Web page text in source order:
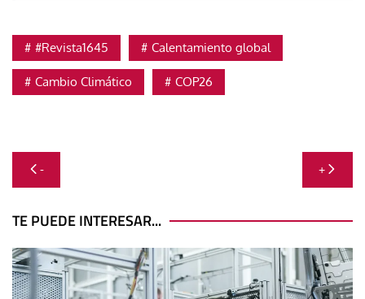
#Revista1645 Calentamiento global
Cambio Climático COP26
Navegación
de
entradas
- +
TE PUEDE INTERESAR...